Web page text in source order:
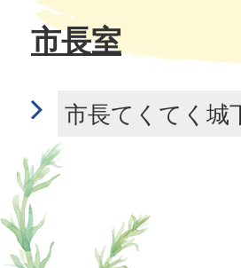
市長室
市長てくてく城